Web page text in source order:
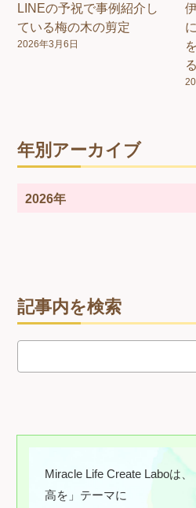
記事内を検索
LINEの予祝で事例紹介し
ている梅の木の剪定
2026年3月6日
る
年別アーカイブ
2026年
Miracle Life Create Laboは
高を」テーマに